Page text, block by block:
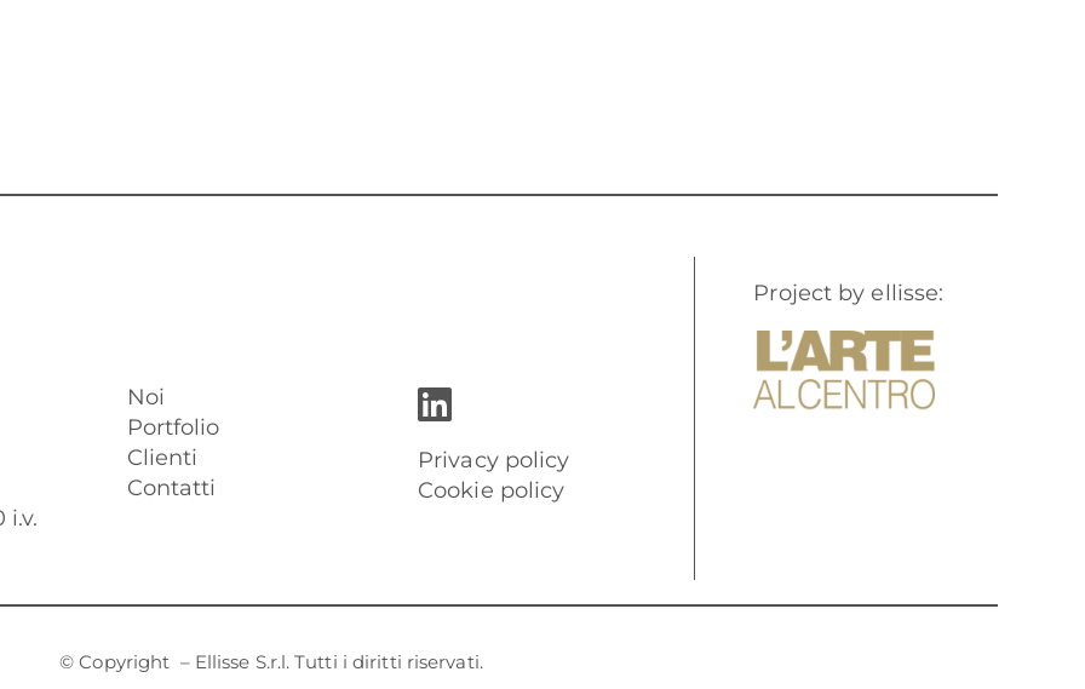
i.v.
Noi
Portfolio
Clienti
Contatti
Privacy policy
Cookie policy
Project by ellisse:
© Copyright – Ellisse S.r.l. Tutti i diritti riservati.